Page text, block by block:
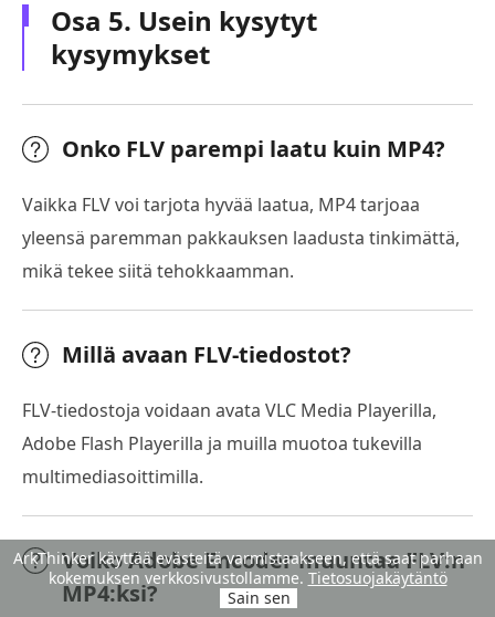
Osa 5. Usein kysytyt
kysymykset
Onko FLV parempi laatu kuin MP4?
Vaikka FLV voi tarjota hyvää laatua, MP4 tarjoaa
yleensä paremman pakkauksen laadusta tinkimättä,
mikä tekee siitä tehokkaamman.
Millä avaan FLV-tiedostot?
FLV-tiedostoja voidaan avata VLC Media Playerilla,
Adobe Flash Playerilla ja muilla muotoa tukevilla
multimediasoittimilla.
Voiko Adobe Encoder muuntaa FLV:n
MP4:ksi?
ArkThinker käyttää evästeitä varmistaakseen, että saat parhaan
kokemuksen verkkosivustollamme. Tietosuojakäytäntö
Sain sen